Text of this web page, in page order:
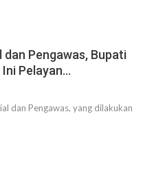
Pengawas, Bupati
Pelayan…
dan Pengawas, yang dilakukan